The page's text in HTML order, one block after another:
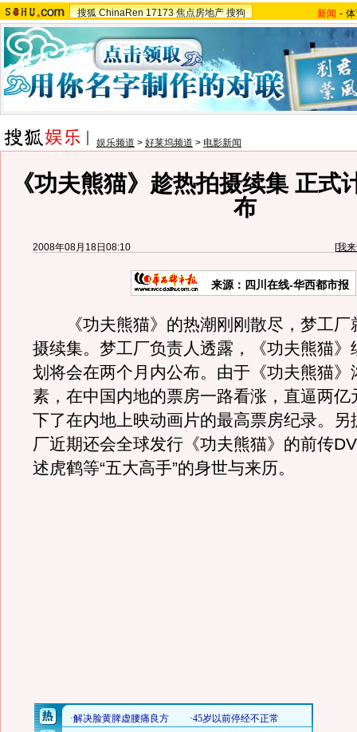
搜狐 ChinaRen 17173 焦点房地产 搜狗 新闻 -
娱乐频道 > 好莱坞频道 > 电影新闻
《功夫熊猫》趁热拍摄续集 正式
布
2008年08月18日08:10 [我
来源：四川在线-华西都市报
《功夫熊猫》的热潮刚刚散尽，梦工厂
摄续集。梦工厂负责人透露，《功夫熊猫》
划将会在两个月内公布。由于《功夫熊猫》
素，在中国内地的票房一路看涨，直逼两亿
下了在内地上映动画片的最高票房纪录。另
厂近期还会全球发行《功夫熊猫》的前传
述虎鹤等“五大高手”的身世与来历。